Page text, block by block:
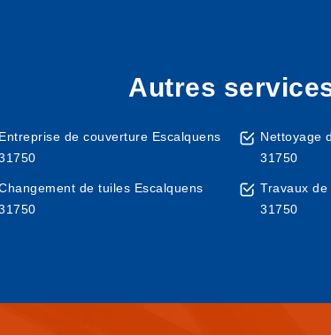
Autres
Entreprise de couverture Escalquens
de tuiles Escalquens
Nettoyage
31750
Travaux
31750